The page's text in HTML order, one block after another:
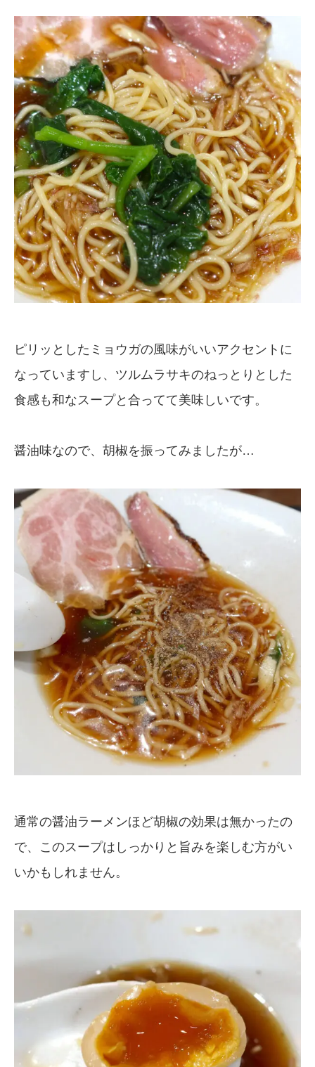
ピリッとしたミョウガの風味がいいアクセントに
なっていますし、ツルムラサキのねっとりとした
食感も和なスープと合ってて美味しいです。
醤油味なので、胡椒を振ってみましたが…
通常の醤油ラーメンほど胡椒の効果は無かったの
で、このスープはしっかりと旨みを楽しむ方がい
いかもしれません。